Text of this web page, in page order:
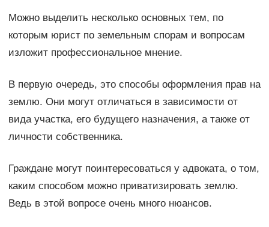
Можно выделить несколько основных тем, по
которым юрист по земельным спорам и вопросам
изложит профессиональное мнение.
В первую очередь, это способы оформления прав на
землю. Они могут отличаться в зависимости от
вида участка, его будущего назначения, а также от
личности собственника.
Граждане могут поинтересоваться у адвоката, о том,
каким способом можно приватизировать землю.
Ведь в этой вопросе очень много нюансов.